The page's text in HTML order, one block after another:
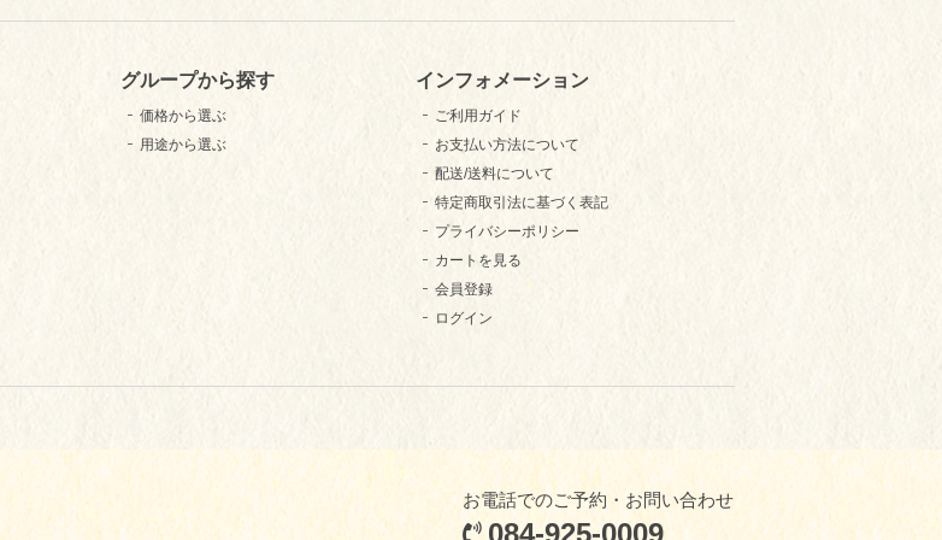
グループから探す
価格から選ぶ
用途から選ぶ
インフォメーション
ご利用ガイド
お支払い方法について
配送/送料について
特定商取引法に基づく表記
プライバシーポリシー
カートを見る
会員登録
ログイン
お電話でのご予約・お問い合わせ
084-925-0009